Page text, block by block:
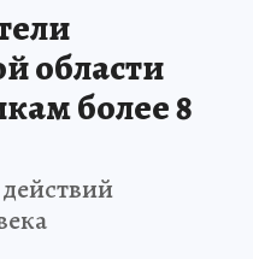
области
более 8